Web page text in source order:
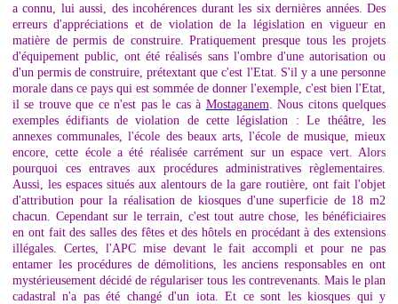
a connu, lui aussi, des incohérences durant les six dernières années. Des
erreurs d'appréciations et de violation de la législation en vigueur en
matière de permis de construire. Pratiquement presque tous les projets
d'équipement public, ont été réalisés sans l'ombre d'une autorisation ou
d'un permis de construire, prétextant que c'est l'Etat. S'il y a une personne
morale dans ce pays qui est sommée de donner l'exemple, c'est bien l'Etat,
il se trouve que ce n'est pas le cas à Mostaganem. Nous citons quelques
exemples édifiants de violation de cette législation : Le théâtre, les
annexes communales, l'école des beaux arts, l'école de musique, mieux
encore, cette école a été réalisée carrément sur un espace vert. Alors
pourquoi ces entraves aux procédures administratives règlementaires.
Aussi, les espaces situés aux alentours de la gare routière, ont fait l'objet
d'attribution pour la réalisation de kiosques d'une superficie de 18 m2
chacun. Cependant sur le terrain, c'est tout autre chose, les bénéficiaires
en ont fait des salles des fêtes et des hôtels en procédant à des extensions
illégales. Certes, l'APC mise devant le fait accompli et pour ne pas
entamer les procédures de démolitions, les anciens responsables en ont
mystérieusement décidé de régulariser tous les contrevenants. Mais le plan
cadastral n'a pas été changé d'un iota. Et ce sont les kiosques qui y